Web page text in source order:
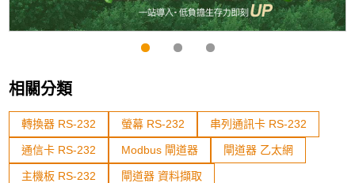
相關分類
轉換器 RS-232 螢幕 RS-232 串列通訊卡 RS-232
通信卡 RS-232 Modbus 閘道器 閘道器 乙太網
主機板 RS-232 閘道器 資料擷取